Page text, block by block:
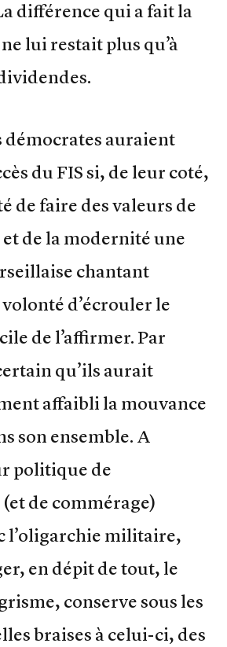
différence qui a fait la
lui restait plus qu’à
démocrates auraient
du FIS si, de leur coté,
de faire des valeurs de
de la modernité une
chantant
d’écrouler le
de l’affirmer. Par
qu’ils aurait
affaibli la mouvance
son ensemble. A
politique de
de commérage)
l’oligarchie militaire,
en dépit de tout, le
conserve sous les
braises à celui-ci, des